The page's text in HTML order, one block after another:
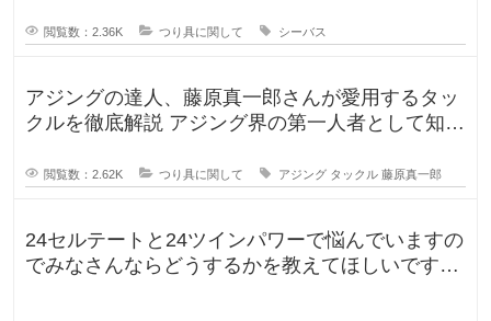
閲覧数：2.36K つり具に関して シーバス
アジングの達人、藤原真一郎さんが愛用するタッ
クルを徹底解説 アジング界の第一人者として知ら
閲覧数：2.62K つり具に関して アジング タックル 藤原真一郎
24セルテートと24ツインパワーで悩んでいますの
でみなさんならどうするかを教えてほしいです。